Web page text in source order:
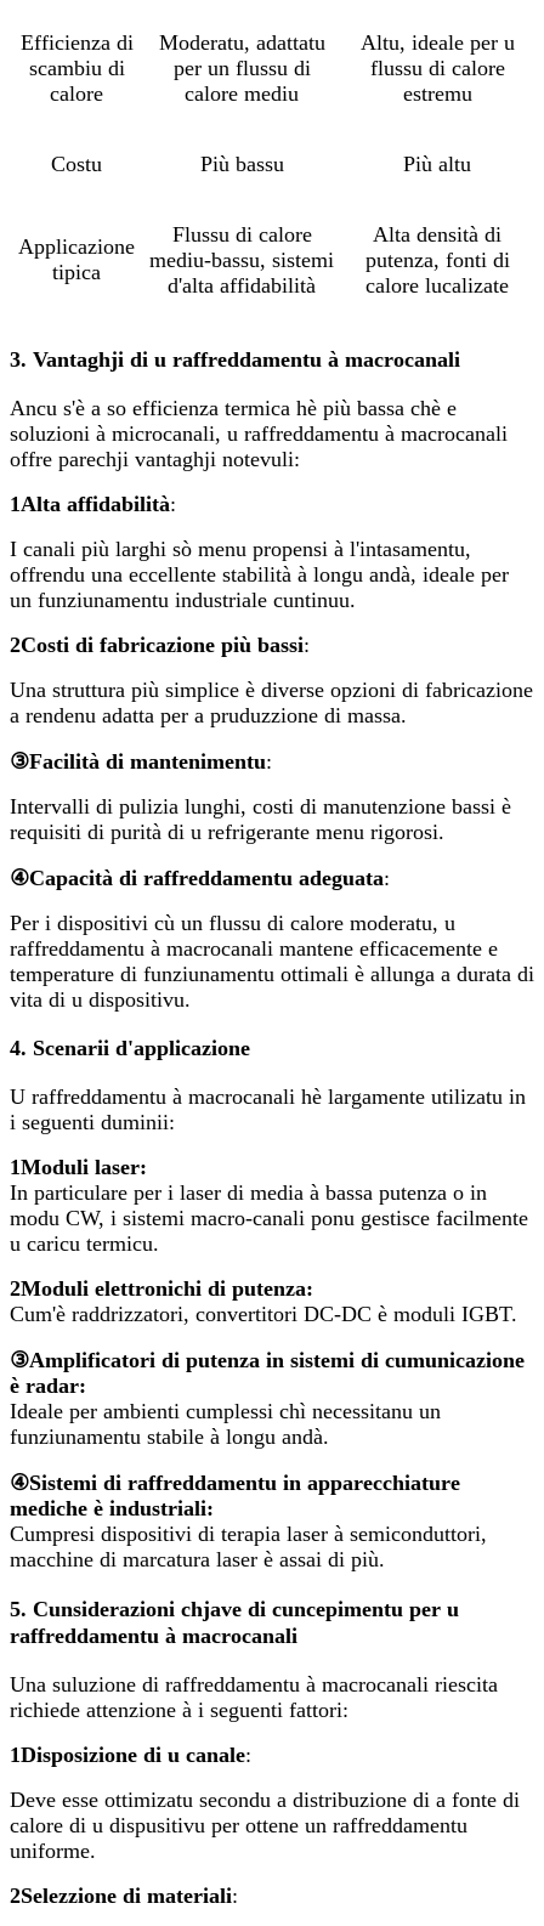
Efficienza di
scambiu di
calore
Moderatu, adattatu
per un flussu di
calore mediu
Altu, ideale per u
flussu di calore
estremu
Costu Più bassu Più altu
Applicazione
tipica
Flussu di calore
mediu-bassu, sistemi
d'alta affidabilità
Alta densità di
putenza, fonti di
calore lucalizate
3. Vantaghji di u raffreddamentu à macrocanali
Ancu s'è a so efficienza termica hè più bassa chè e
soluzioni à microcanali, u raffreddamentu à macrocanali
offre parechji vantaghji notevuli:
1 Alta affidabilità:
I canali più larghi sò menu propensi à l'intasamentu,
offrendu una eccellente stabilità à longu andà, ideale per
un funziunamentu industriale cuntinuu.
2Costi di fabricazione più bassi:
Una struttura più simplice è diverse opzioni di fabricazione
a rendenu adatta per a pruduzzione di massa.
③Facilità di mantenimentu:
Intervalli di pulizia lunghi, costi di manutenzione bassi è
requisiti di purità di u refrigerante menu rigorosi.
④Capacità di raffreddamentu adeguata:
Per i dispositivi cù un flussu di calore moderatu, u
raffreddamentu à macrocanali mantene efficacemente e
temperature di funziunamentu ottimali è allunga a durata di
vita di u dispositivu.
4. Scenarii d'applicazione
U raffreddamentu à macrocanali hè largamente utilizatu in
i seguenti duminii:
1Moduli laser:
In particulare per i laser di media à bassa putenza o in
modu CW, i sistemi macro-canali ponu gestisce facilmente
u caricu termicu.
2Moduli elettronichi di putenza:
Cum'è raddrizzatori, convertitori DC-DC è moduli IGBT.
③Amplificatori di putenza in sistemi di cumunicazione
è radar:
Ideale per ambienti cumplessi chì necessitanu un
funziunamentu stabile à longu andà.
④Sistemi di raffreddamentu in apparecchiature
mediche è industriali:
Cumpresi dispositivi di terapia laser à semiconduttori,
macchine di marcatura laser è assai di più.
5. Cunsiderazioni chjave di cuncepimentu per u
raffreddamentu à macrocanali
Una suluzione di raffreddamentu à macrocanali riescita
richiede attenzione à i seguenti fattori:
1Disposizione di u canale:
Deve esse ottimizatu secondu a distribuzione di a fonte di
calore di u dispusitivu per ottene un raffreddamentu
uniforme.
2Selezzione di materiali: